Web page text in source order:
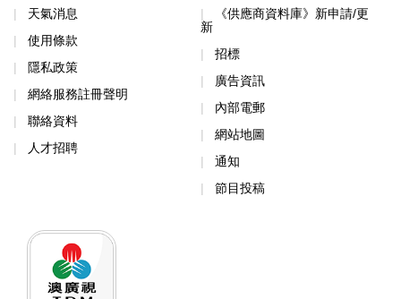
天氣消息
使用條款
隱私政策
網絡服務註冊聲明
聯絡資料
人才招聘
《供應商資料庫》新申請/更
新
招標
廣告資訊
內部電郵
網站地圖
通知
節目投稿